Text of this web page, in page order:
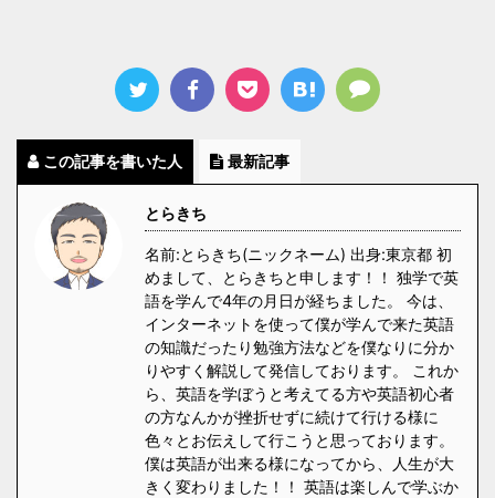
この記事を書いた人 最新記事
とらきち
名前:とらきち(ニックネーム) 出身:東京都 初
めまして、とらきちと申します！！ 独学で英
語を学んで4年の月日が経ちました。 今は、
インターネットを使って僕が学んで来た英語
の知識だったり勉強方法などを僕なりに分か
りやすく解説して発信しております。 これか
ら、英語を学ぼうと考えてる方や英語初心者
の方なんかが挫折せずに続けて行ける様に
色々とお伝えして行こうと思っております。
僕は英語が出来る様になってから、人生が大
きく変わりました！！ 英語は楽しんで学ぶか